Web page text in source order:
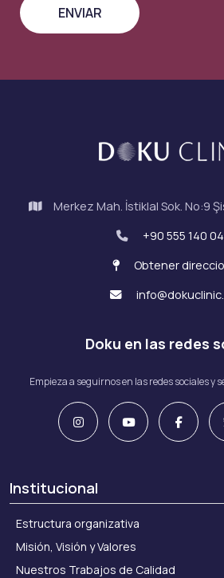
Merkez Mah. İstiklal Sok. No:9
+90 555 140
Obtener
Doku en las redes
Empieza a seguirnos en las redes sociales y
Institucional
Estructura organizativa
Misión, Visión y Valores
Nuestros Trabajos de Calidad